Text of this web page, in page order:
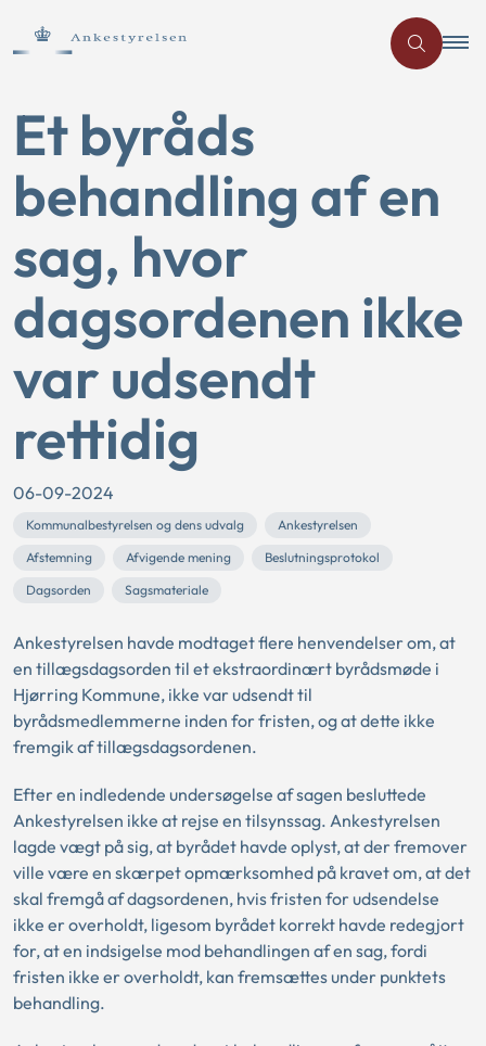
Et byråds
behandling af en
sag, hvor
dagsordenen ikke
var udsendt
rettidig
06-09-2024
Kommunalbestyrelsen og dens udvalg
Ankestyrelsen
Afstemning
Afvigende mening
Beslutningsprotokol
Dagsorden
Sagsmateriale
Ankestyrelsen havde modtaget flere henvendelser om, at
en tillægsdagsorden til et ekstraordinært byrådsmøde i
Hjørring Kommune, ikke var udsendt til
byrådsmedlemmerne inden for fristen, og at dette ikke
fremgik af tillægsdagsordenen.
Efter en indledende undersøgelse af sagen besluttede
Ankestyrelsen ikke at rejse en tilsynssag. Ankestyrelsen
lagde vægt på sig, at byrådet havde oplyst, at der fremover
ville være en skærpet opmærksomhed på kravet om, at det
skal fremgå af dagsordenen, hvis fristen for udsendelse
ikke er overholdt, ligesom byrådet korrekt havde redegjort
for, at en indsigelse mod behandlingen af en sag, fordi
fristen ikke er overholdt, kan fremsættes under punktets
behandling.